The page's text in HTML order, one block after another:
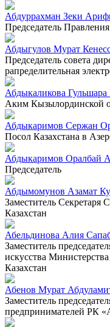
Абдуррахман Зеки
Председатель
Абдыгулов Мурат
Председатель совета
рапределительная
Абдыкаликова
Аким Кызылординской
Абдыкаримов Сержан
Посол Казахстана в
Абдыкаримов Оралбай
Председатель
Абдымомунов Азамат
Заместитель Секретаря
Казахстан
Абельдинова Алия
Заместитель
искусства
Казахстан
Абенов Мурат
Заместитель
предпринимателей РК